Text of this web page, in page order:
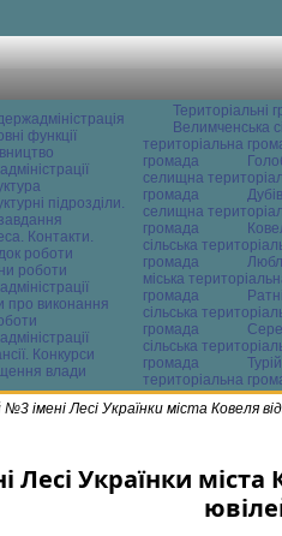
функції
підрозділи.
Контакти.
роботи
роботи
про виконання
Конкурси
влади
Територіальні
Велимченська
територіальна
громада
селищна
громада
селищна
громада
сільська
громада
міська
громада
сільська
громада
сільська
громада
територіальна
№3 імені Лесі Українки міста Ковеля
Лесі Українки